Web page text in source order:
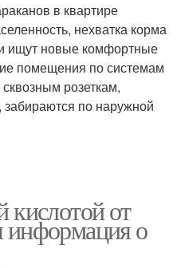
в квартире
нехватка корма
ищут новые комфортные
помещения по системам
розеткам,
забираются по наружной
кислотой от
информация о